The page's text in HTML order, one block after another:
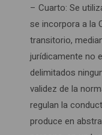
– Cuarto: Se
se incorpora a la
transitorio,
jurídicamente no
delimitados
validez de la
regulan la
produce en